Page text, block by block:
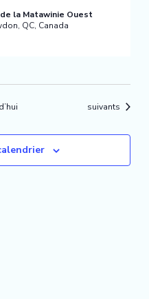
la Matawinie Ouest
QC, Canada
Évènements
suivants